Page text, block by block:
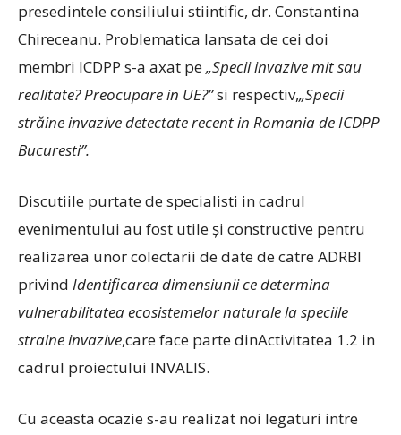
presedintele consiliului stiintific, dr. Constantina
Chireceanu. Problematica lansata de cei doi
membri ICDPP s-a axat pe„Specii invazive mit sau
realitate? Preocupare in UE?”si respectiv,„Specii
străine invazivedetectate recent in Romania de ICDPP
Bucuresti”.
Discutiile purtate de specialisti in cadrul
evenimentului au fost utile și constructive pentru
realizarea unor colectarii de date de catre ADRBI
privind Identificarea dimensiunii ce determina
vulnerabilitatea ecosistemelor naturale la speciile
straine invazive,care face parte dinActivitatea 1.2 in
cadrul proiectului INVALIS.
Cu aceasta ocazie s-au realizat noi legaturi intre